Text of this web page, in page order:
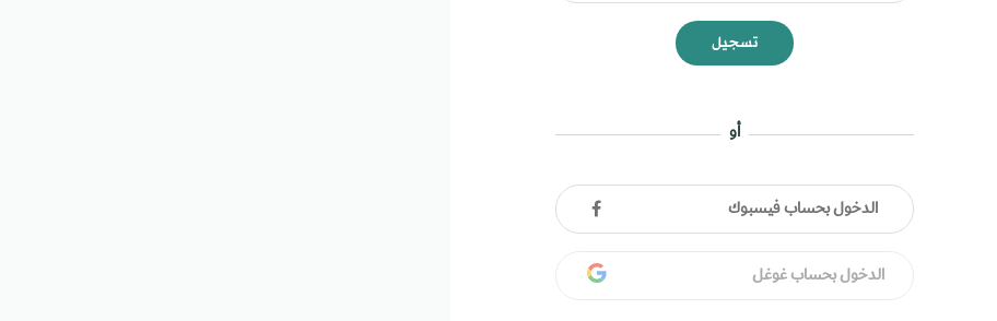
تسجيل
أو
الدخول بحساب فيسبوك
الدخول بحساب غوغل